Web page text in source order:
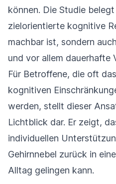
können. Die Studie
zielorientierte kognitive
machbar ist, sondern
und vor allem dauerhafte
Für Betroffene, die oft
kognitiven
werden, stellt dieser
Lichtblick dar. Er zeigt,
individuellen
Gehirnnebel zurück in
Alltag gelingen kann.